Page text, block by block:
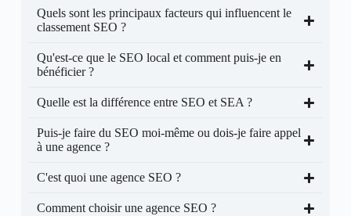
Quels sont les principaux facteurs qui influencent le
classement SEO ?
Qu'est-ce que le SEO local et comment puis-je en
bénéficier ?
Quelle est la différence entre SEO et SEA ?
Puis-je faire du SEO moi-même ou dois-je faire appel
à une agence ?
C'est quoi une agence SEO ?
Comment choisir une agence SEO ?